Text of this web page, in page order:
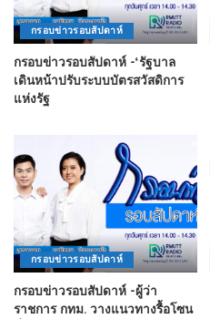
กรอบข่าวรอบสัปดาห์
กรอบข่าวรอบสัปดาห์ -‘รัฐบาล
เดินหน้าปรับระบบบัตรสวัสดิการ
แห่งรัฐ
กรอบข่าวรอบสัปดาห์
กรอบข่าวรอบสัปดาห์ -ผู้ว่า
ราชการ กทม. วางแนวทางรื้อโซน